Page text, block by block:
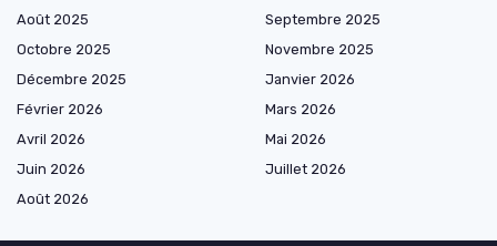
Août 2025
Septembre 2025
Octobre 2025
Novembre 2025
Décembre 2025
Janvier 2026
Février 2026
Mars 2026
Avril 2026
Mai 2026
Juin 2026
Juillet 2026
Août 2026